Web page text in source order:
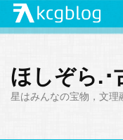
ほしぞら.･
星はみんなの宝物，文理